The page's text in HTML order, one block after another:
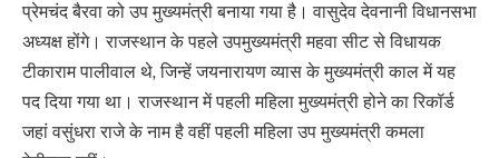
प्रेमचंद बैरवा को उप मुख्यमंत्री बनाया गया है। वासुदेव देवनानी विधानसभा
अध्यक्ष होंगे। राजस्थान के पहले उपमुख्यमंत्री महवा सीट से विधायक
टीकाराम पालीवाल थे, जिन्हें जयनारायण व्यास के मुख्यमंत्री काल में यह
पद दिया गया था। राजस्थान में पहली महिला मुख्यमंत्री होने का रिकॉर्ड
जहां वसुंधरा राजे के नाम है वहीं पहली महिला उप मुख्यमंत्री कमला